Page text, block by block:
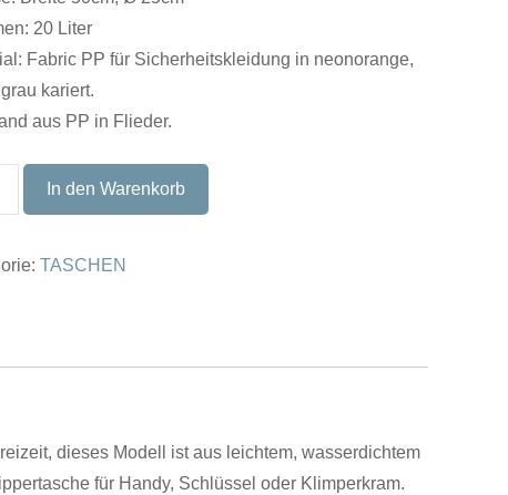
20 Liter
Fabric PP für Sicherheitskleidung in neonorange,
kariert.
aus PP in Flieder.
Flieder
In den Warenkorb
TASCHEN
dieses Modell ist aus leichtem, wasserdichtem
für Handy, Schlüssel oder Klimperkram.